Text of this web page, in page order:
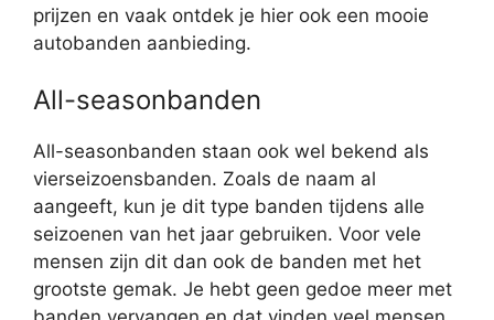
prijzen en vaak ontdek je hier ook een mooie
autobanden aanbieding.
All-seasonbanden
All-seasonbanden staan ook wel bekend als
vierseizoensbanden. Zoals de naam al
aangeeft, kun je dit type banden tijdens alle
seizoenen van het jaar gebruiken. Voor vele
mensen zijn dit dan ook de banden met het
grootste gemak. Je hebt geen gedoe meer met